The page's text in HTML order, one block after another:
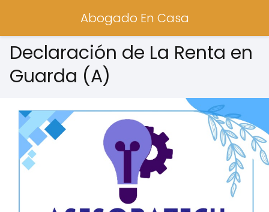
Abogado En Casa
Declaración de La Renta en
Guarda (A)